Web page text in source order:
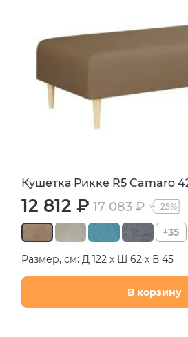
Кушетка Рикке R5 Camaro
12 812 ₽ 17 083 ₽ -25%
+35
Размер, см: Д 122 х Ш 62 х В 45
В корзину